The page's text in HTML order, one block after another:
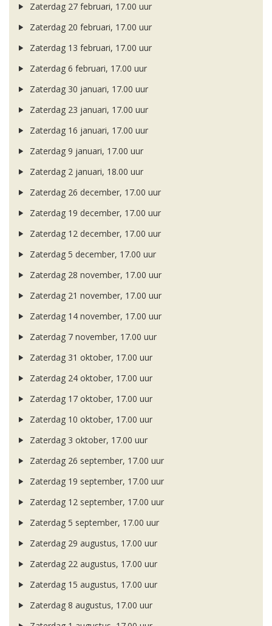
Zaterdag 27 februari, 17.00 uur
Zaterdag 20 februari, 17.00 uur
Zaterdag 13 februari, 17.00 uur
Zaterdag 6 februari, 17.00 uur
Zaterdag 30 januari, 17.00 uur
Zaterdag 23 januari, 17.00 uur
Zaterdag 16 januari, 17.00 uur
Zaterdag 9 januari, 17.00 uur
Zaterdag 2 januari, 18.00 uur
Zaterdag 26 december, 17.00 uur
Zaterdag 19 december, 17.00 uur
Zaterdag 12 december, 17.00 uur
Zaterdag 5 december, 17.00 uur
Zaterdag 28 november, 17.00 uur
Zaterdag 21 november, 17.00 uur
Zaterdag 14 november, 17.00 uur
Zaterdag 7 november, 17.00 uur
Zaterdag 31 oktober, 17.00 uur
Zaterdag 24 oktober, 17.00 uur
Zaterdag 17 oktober, 17.00 uur
Zaterdag 10 oktober, 17.00 uur
Zaterdag 3 oktober, 17.00 uur
Zaterdag 26 september, 17.00 uur
Zaterdag 19 september, 17.00 uur
Zaterdag 12 september, 17.00 uur
Zaterdag 5 september, 17.00 uur
Zaterdag 29 augustus, 17.00 uur
Zaterdag 22 augustus, 17.00 uur
Zaterdag 15 augustus, 17.00 uur
Zaterdag 8 augustus, 17.00 uur